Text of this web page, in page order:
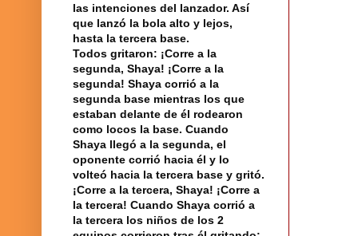
las intenciones del lanzador. Así
que lanzó la bola alto y lejos,
hasta la tercera base.
Todos gritaron: ¡Corre a la
segunda, Shaya! ¡Corre a la
segunda! Shaya corrió a la
segunda base mientras los que
estaban delante de él rodearon
como locos la base. Cuando
Shaya llegó a la segunda, el
oponente corrió hacia él y lo
volteó hacia la tercera base y gritó.
¡Corre a la tercera, Shaya! ¡Corre a
la tercera! Cuando Shaya corrió a
la tercera los niños de los 2